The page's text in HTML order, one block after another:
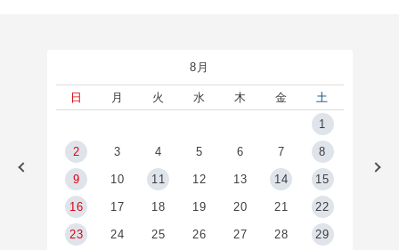
8月
日 月 火 水 木 金
土
1
2 3 4 5 6 7 8
9 10 11 12 13 14 15
16 17 18 19 20 21 22
23 24 25 26 27 28 29